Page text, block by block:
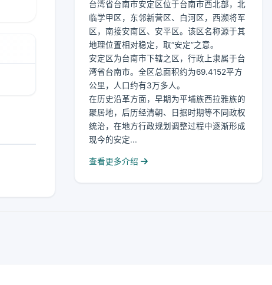
台湾省台南市安定区位于台南市西北部，北
临学甲区，东邻新营区、白河区，西濒将军
区，南接安南区、安平区。该区名称源于其
地理位置相对稳定，取“安定”之意。
安定区为台南市下辖之区，行政上隶属于台
湾省台南市。全区总面积约为69.4152平方
公里，人口约有3万多人。
在历史沿革方面，早期为平埔族西拉雅族的
聚居地，后历经清朝、日据时期等不同政权
统治，在地方行政规划调整过程中逐渐形成
现今的安定...
查看更多介绍